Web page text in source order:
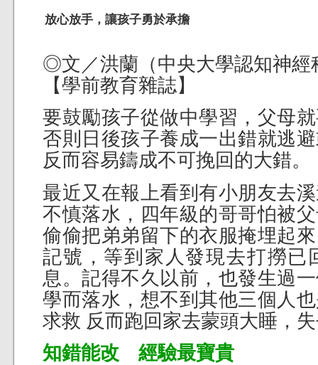
放心放手，讓孩子勇於承擔
◎文／洪蘭（中央大學認知神經
【學前教育雜誌】
要鼓勵孩子從做中學習，父母
否則日後孩子養成一出錯就逃
反而容易鑄成不可挽回的大錯。
最近又在報上看到有小朋友去
不慎落水，四年級的哥哥怕被
偷偷把弟弟留下的衣服掩埋起
記號，等到家人發現去打撈已
息。記得不久以前，也發生過
學而落水，想不到其他三個人
求救 反而跑回家去蒙頭大睡，
知錯能改 經驗最寶貴